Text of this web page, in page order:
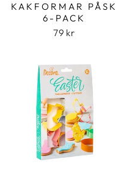
KAKFORMAR PÅSK
6-PACK
79 kr